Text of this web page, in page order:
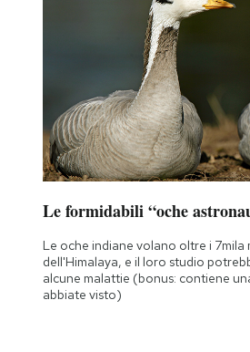
Le formidabili “oche
Le oche indiane volano oltre i 7mila
dell'Himalaya, e il loro studio
alcune malattie (bonus: contiene
abbiate visto)